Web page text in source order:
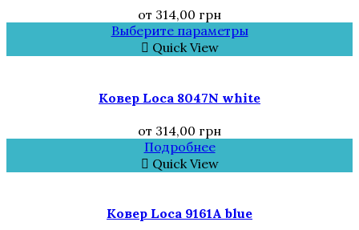
от 314,00 грн
Выберите параметры
Quick View
Ковер Loca 8047N white
от 314,00 грн
Подробнее
Quick View
Ковер Loca 9161A blue